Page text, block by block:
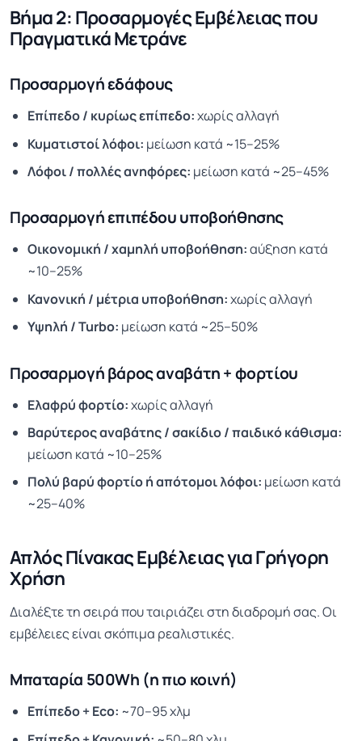
Βήμα 2: Προσαρμογές Εμβέλειας που
Πραγματικά Μετράνε
Προσαρμογή εδάφους
Επίπεδο / κυρίως επίπεδο:χωρίς αλλαγή
Κυματιστοί λόφοι: μείωση κατά ~15–25%
Λόφοι / πολλές ανηφόρες: μείωση κατά ~25–45%
Προσαρμογή επιπέδου υποβοήθησης
Οικονομική / χαμηλή υποβοήθηση:αύξηση κατά
~10–25%
Κανονική / μέτρια υποβοήθηση:χωρίς αλλαγή
Υψηλή / Turbo: μείωση κατά ~25–50%
Προσαρμογή βάρος αναβάτη + φορτίου
Ελαφρύ φορτίο:χωρίς αλλαγή
Βαρύτερος αναβάτης / σακίδιο / παιδικό κάθισμα:
μείωση κατά ~10–25%
Πολύ βαρύ φορτίο ή απότομοι λόφοι: μείωση κατά
~25–40%
Απλός Πίνακας Εμβέλειας για Γρήγορη
Χρήση
Διαλέξτε τη σειρά που ταιριάζει στη διαδρομή σας. Οι
εμβέλειες είναι σκόπιμα ρεαλιστικές.
Μπαταρία 500Wh (η πιο κοινή)
Επίπεδο + Eco: ~70–95 χλμ